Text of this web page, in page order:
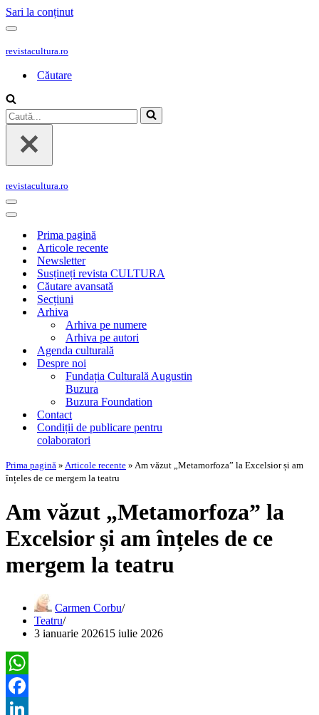
Sari la conținut
Meniu
navigare
revistacultura.ro
Căutare
Caută...
revistacultura.ro
Meniu
de
Meniu
navigarePrima pagină
Articole recente
Newsletter
Susțineți revista CULTURA
Căutare avansată
Secțiuni
Arhiva
Arhiva pe numere
Arhiva pe autori
Agenda culturală
Despre noi
Fundația Culturală Augustin
Buzura
Buzura Foundation
Contact
Condiții de publicare pentru
colaboratori
Prima pagină » Articole recente » Am văzut „Metamorfoza” la Excelsior și am
înțeles de ce mergem la teatru
Am văzut „Metamorfoza” la
Excelsior și am înțeles de ce
mergem la teatru
Carmen Corbu
Teatru
3 ianuarie 202615 iulie 2026
WhatsApp
Facebook